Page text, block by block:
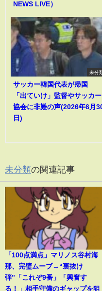
NEWS LIVE）
未分
サッカー韓国代表が帰国
「出ていけ」監督やサッカー
協会に非難の声(2026年6月
日)
未分類の関連記事
「100点満点」マリノス谷村海
那、完璧ムーブ→“裏抜け
弾”「これぞ9番」「興奮す
る！」相手守備のギャップを狙